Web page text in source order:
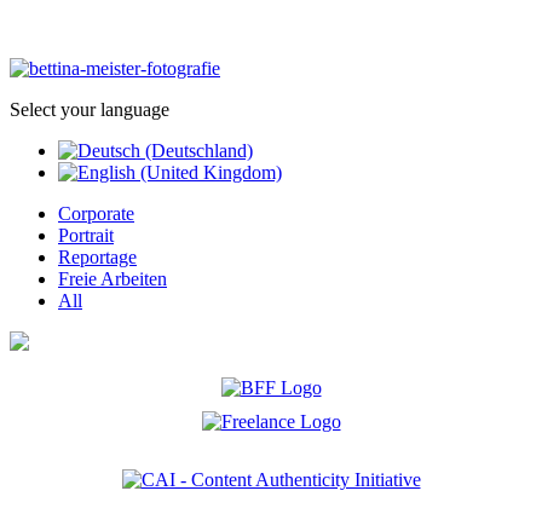
Select your language
Corporate
Portrait
Reportage
Freie Arbeiten
All